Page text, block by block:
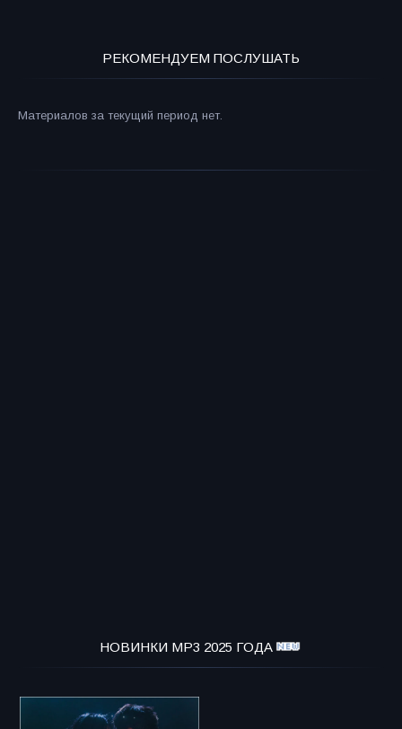
РЕКОМЕНДУЕМ ПОСЛУШАТЬ
Материалов за текущий период нет.
НОВИНКИ MP3 2025 ГОДА